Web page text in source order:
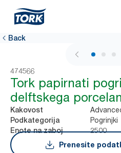
Back
1 / 3
474566
Tork papirnati
delftskega
Kakovost
Podkategorija Pogrinjki
Enote na zaboj
2500
Prenesite